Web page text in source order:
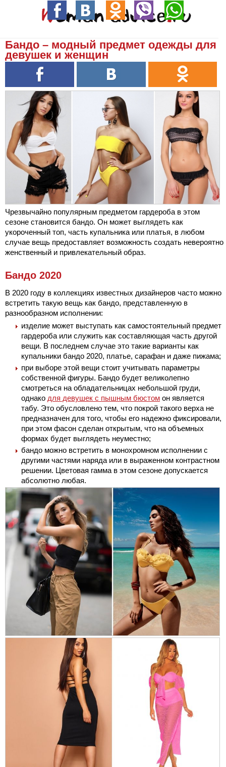
Бандо – модный предмет одежды для
девушек и женщин
Чрезвычайно популярным предметом гардероба в этом
сезоне становится бандо. Он может выглядеть как
укороченный топ, часть купальника или платья, в любом
случае вещь предоставляет возможность создать невероятно
женственный и привлекательный образ.
Бандо 2020
В 2020 году в коллекциях известных дизайнеров часто можно
встретить такую вещь как бандо, представленную в
разнообразном исполнении:
изделие может выступать как самостоятельный предмет
гардероба или служить как составляющая часть другой
вещи. В последнем случае это такие варианты как
купальники бандо 2020, платье, сарафан и даже пижама;
при выборе этой вещи стоит учитывать параметры
собственной фигуры. Бандо будет великолепно
смотреться на обладательницах небольшой груди,
однако для девушек с пышным бюстом он является
табу. Это обусловлено тем, что покрой такого верха не
предназначен для того, чтобы его надежно фиксировали,
при этом фасон сделан открытым, что на объемных
формах будет выглядеть неуместно;
бандо можно встретить в монохромном исполнении с
другими частями наряда или в выраженном контрастном
решении. Цветовая гамма в этом сезоне допускается
абсолютно любая.